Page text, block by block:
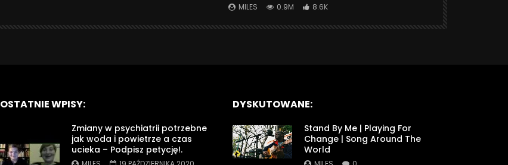
MILES 0.9M 8.6K
OSTATNIE WPISY:
Zmiany w psychiatrii potrzebne
jak woda i powietrze a czas
ucieka – Podpisz petycję!.
DYSKUTOWANE:
Stand By Me | Playing For
Change | Song Around The
World